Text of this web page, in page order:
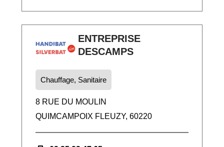
ENTREPRISE
DESCAMPS
Chauffage, Sanitaire
8 RUE DU MOULIN
QUIMCAMPOIX FLEUZY, 60220